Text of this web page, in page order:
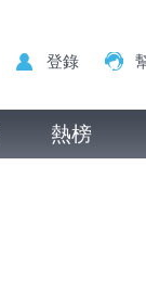
登錄
熱榜